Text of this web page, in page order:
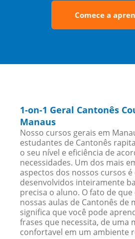
Comece a
1-on-1 Geral Cantonês
Manaus
Nosso cursos gerais em
estudantes de Cantonês
o seu nível e eficiência de
necessidades. Um dos mais
aspectos dos nossos cursos é
desenvolvidos inteiramente
precisa o aluno. O fato de
nossas aulas de Cantonês de
significa que você pode
frases que necessita, de uma
confortavel em um ambiente